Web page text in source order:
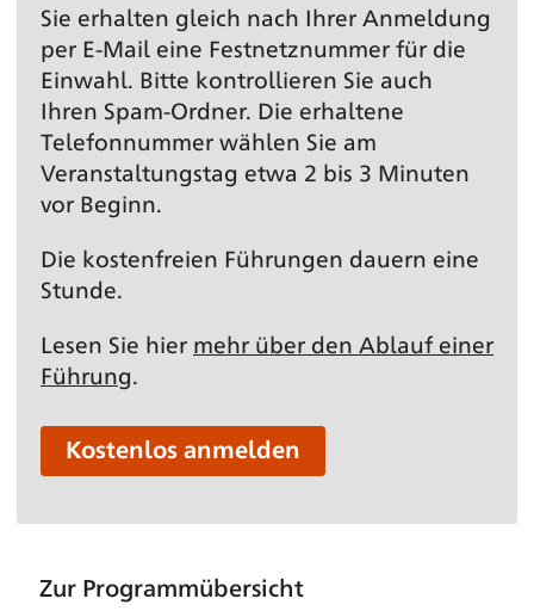
Sie erhalten gleich nach Ihrer Anmeldung
per E-Mail eine Festnetz­nummer für die
Einwahl. Bitte kontrollieren Sie auch
Ihren Spam-Ordner. Die erhaltene
Telefonnummer wählen Sie am
Veranstaltungs­tag etwa 2 bis 3 Minuten
vor Beginn.
Die kostenfreien Führungen dauern eine
Stunde.
Lesen Sie hier mehr über den Ablauf einer
Führung.
Kostenlos anmelden
Zur Programmübersicht